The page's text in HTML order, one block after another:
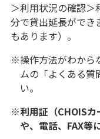
＞利用状況の確認＞
分で貸出延長ができ
もあります）。
※操作方法がわから
ムの「よくある質
い。
※利用証（CHOISカ
や、電話、FAX等